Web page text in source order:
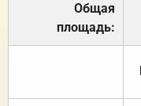
Общая
площадь: